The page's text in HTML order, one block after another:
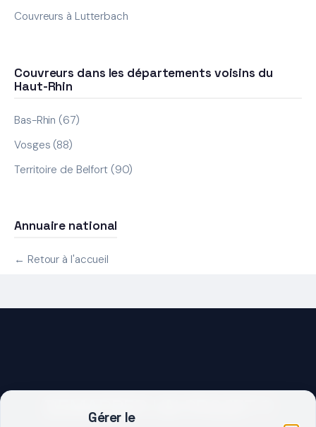
Gérer le
Couvreurs à Lutterbach
Couvreurs dans les départements voisins du
Haut-Rhin
Bas-Rhin (67)
Vosges (88)
Territoire de Belfort (90)
Annuaire national
← Retour à l'accueil
DEMARRER UN PROJET ?